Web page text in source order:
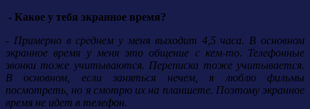
- Какое у тебя экранное время?
- Примерно в среднем у меня выходит 4,5 часа. В основном
экранное время у меня это общение с кем-то. Телефонные
звонки тоже учитываются. Переписка тоже учитывается.
В основном, если заняться нечем, я люблю фильмы
посмотреть, но я смотрю их на планшете. Поэтому экранное
время не идет в телефон.